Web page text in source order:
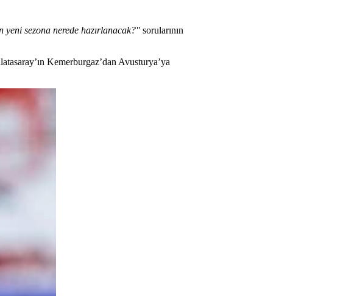
yeni sezona nerede hazırlanacak?" sorularının
Kemerburgaz’dan Avusturya’ya